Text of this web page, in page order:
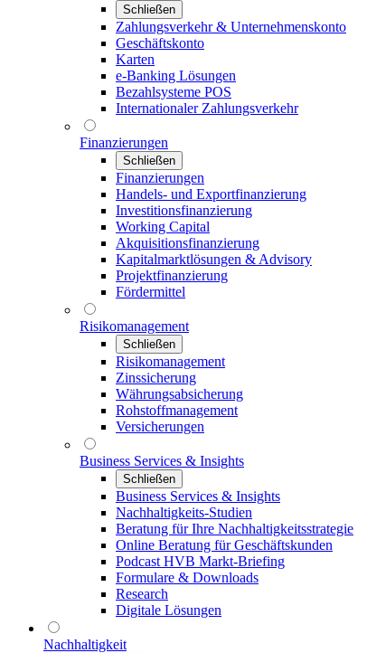
Schließen
Zahlungsverkehr & Unternehmenskonto
Geschäftskonto
Karten
e-Banking Lösungen
Bezahlsysteme POS
Internationaler Zahlungsverkehr
Finanzierungen
Schließen
Finanzierungen
Handels- und Exportfinanzierung
Investitionsfinanzierung
Working Capital
Akquisitionsfinanzierung
Kapitalmarktlösungen & Advisory
Projektfinanzierung
Fördermittel
Risikomanagement
Schließen
Risikomanagement
Zinssicherung
Währungsabsicherung
Rohstoffmanagement
Versicherungen
Business Services & Insights
Schließen
Business Services & Insights
Nachhaltigkeits-Studien
Beratung für Ihre Nachhaltigkeitsstrategie
Online Beratung für Geschäftskunden
Podcast HVB Markt-Briefing
Formulare & Downloads
Research
Digitale Lösungen
Nachhaltigkeit